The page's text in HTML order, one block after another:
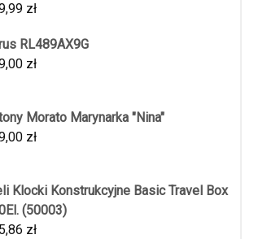
zł
RL489AX9G
zł
Morato Marynarka "Nina"
zł
Klocki Konstrukcyjne Basic Travel Box
(50003)
zł